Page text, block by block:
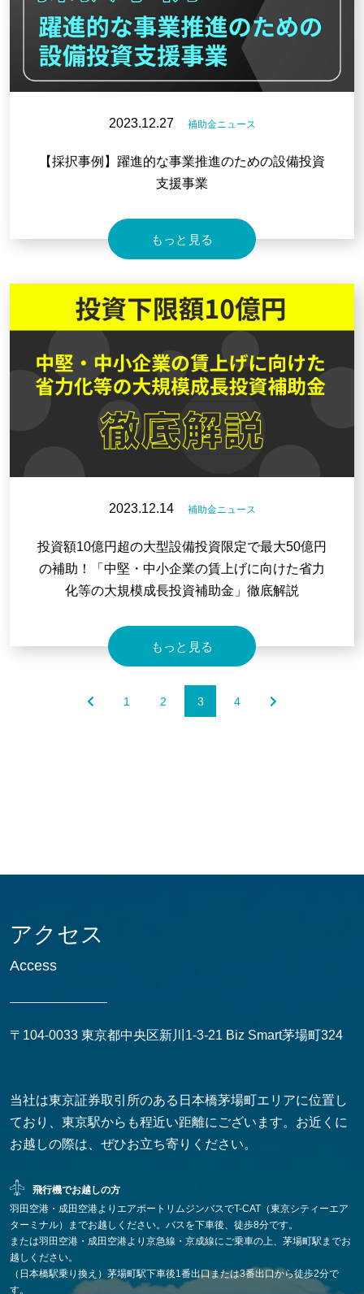
2023.12.27 補助金ニュース
【採択事例】躍進的な事業推進のための設備投資
支援事業
もっと見る
2023.12.14 補助金ニュース
投資額10億円超の大型設備投資限定で最大50億円
の補助！「中堅・中小企業の賃上げに向けた省力
化等の大規模成長投資補助金」徹底解説
もっと見る
1 2 3
4
アクセス
Access
〒104-0033 東京都中央区新川1-3-21 Biz Smart茅場町324
当社は東京証券取引所のある日本橋茅場町エリアに位置し
ており、東京駅からも程近い距離にございます。お近くに
お越しの際は、ぜひお立ち寄りください。
飛行機でお越しの方
羽田空港・成田空港よりエアポートリムジンバスでT-CAT（東京シティーエア
ターミナル）までお越しください。バスを下車後、徒歩8分です。
または羽田空港・成田空港より京急線・京成線にご乗車の上、茅場町駅までお
越しください。
（日本橋駅乗り換え）茅場町駅下車後1番出口または3番出口から徒歩2分で
す。